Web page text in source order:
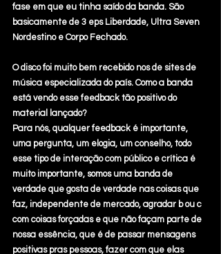
fase em que eu tinha saído da banda. São
basicamente de 3 eps Liberdade, Ultra Seven
Nordestino e Corpo Fechado.
O disco foi muito bem recebido nos de sites de
música especializada do país. Como a banda
está vendo esse feedback tão positivo do
material lançado?
Para nós, qualquer feedback é importante,
uma pergunta, um elogia, um conselho, todo
esse tipo de interação com público e crítica é
muito importante, somos uma banda de
verdade que gosta de verdade nas coisas que
faz, independente de mercado, agradar b ou c
com coisas forçadas e que não façam parte de
nossa essência, que é de passar mensagens
positivas pras pessoas, fazer com que elas